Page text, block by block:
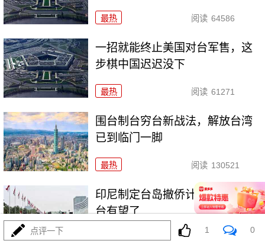
最热 阅读 64586
一招就能终止美国对台军售，这
步棋中国迟迟没下
最热 阅读 61271
围台制台穷台新战法，解放台湾
已到临门一脚
最热 阅读 130521
印尼制定台岛撤侨计划，​大陆收
台有望了
最热 58769
点评一下 1 0